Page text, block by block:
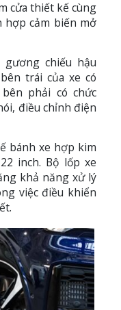
cửa thiết kế cùng
hợp cảm biến mở
chiếu hậu
trái của xe có
phải có chức
điều chỉnh điện
bánh xe hợp kim
inch. Bộ lốp xe
khả năng xử lý
việc điều khiển